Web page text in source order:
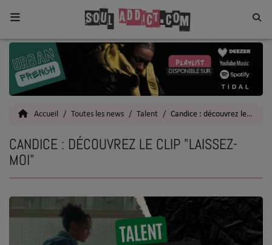
Home
Toutes les News
Actu
Interviews
Accueil Toutes les news Talent Candice : découvrez le clip "Laissez-moi"
CANDICE : DÉCOUVREZ LE CLIP "LAISSEZ-
MOI"